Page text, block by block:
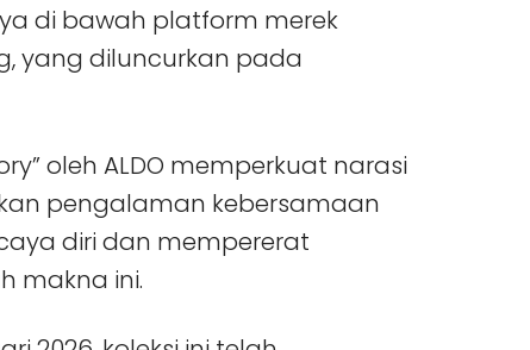
di bawah platform merek
yang diluncurkan pada
oleh ALDO memperkuat narasi
pengalaman kebersamaan
diri dan mempererat
makna ini.